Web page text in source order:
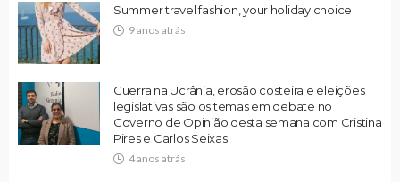
Summer travel fashion, your holiday choice
9 anos atrás
Guerra na Ucrânia, erosão costeira e eleições
legislativas são os temas em debate no
Governo de Opinião desta semana com Cristina
Pires e Carlos Seixas
4 anos atrás